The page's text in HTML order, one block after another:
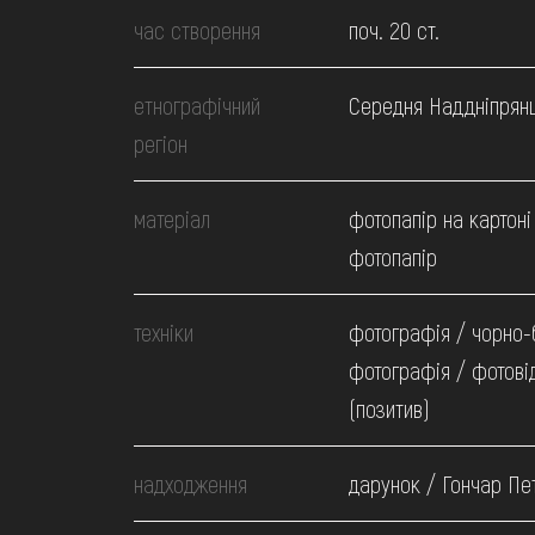
ВІДВІДАТИ
НАВЧИТИСЯ
ПОСЛУГИ
час створення поч. 20 ст.
етнографічний
регіон
Середня
матеріал
фотопапір на
фотопапір
техніки
фотографія / чорно-
фотографія /
(позитив)
надходження дарунок / Гончар